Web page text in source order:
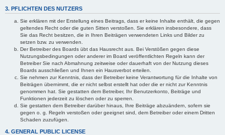
3. PFLICHTEN DES NUTZERS
Sie erklären mit der Erstellung eines Beitrags, dass er keine Inhalte enthält, die gegen
geltendes Recht oder die guten Sitten verstoßen. Sie erklären insbesondere, dass
Sie das Recht besitzen, die in Ihren Beiträgen verwendeten Links und Bilder zu
setzen bzw. zu verwenden.
Der Betreiber des Boards übt das Hausrecht aus. Bei Verstößen gegen diese
Nutzungsbedingungen oder anderer im Board veröffentlichten Regeln kann der
Betreiber Sie nach Abmahnung zeitweise oder dauerhaft von der Nutzung dieses
Boards ausschließen und Ihnen ein Hausverbot erteilen.
Sie nehmen zur Kenntnis, dass der Betreiber keine Verantwortung für die Inhalte von
Beiträgen übernimmt, die er nicht selbst erstellt hat oder die er nicht zur Kenntnis
genommen hat. Sie gestatten dem Betreiber, Ihr Benutzerkonto, Beiträge und
Funktionen jederzeit zu löschen oder zu sperren.
Sie gestatten dem Betreiber darüber hinaus, Ihre Beiträge abzuändern, sofern sie
gegen o. g. Regeln verstoßen oder geeignet sind, dem Betreiber oder einem Dritten
Schaden zuzufügen.
4. GENERAL PUBLIC LICENSE